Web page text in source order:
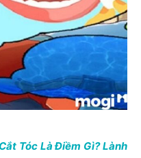
Tóc Là Điềm Gì? Lành